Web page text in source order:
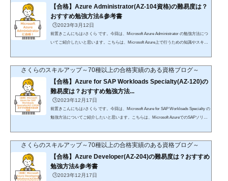
で購入することを...
【合格】Azure Administrator(AZ-104資格)の難易度は？
おすすめ勉強方法&参考書
🕒️2023年3月12日
前置きこんにちは♪さくら です。今回は、Microsoft Azure Administrator の勉強方法につ
いてご紹介したいと思います。こちらは、Microsoft Azure上で行うための知識やスキル
知識が問われます。先に結論を申し上げますと、参考書の熟読だけで合格は十分可能Az
Wy7a3Jhttps://trk....
さくらのスキルアップ～70種以上の合格実績のある資格ブログ～
【合格】Azure for SAP Workloads Specialty(AZ-120)の
難易度は？おすすめ勉強方法...
🕒️2023年12月17日
前置きこんにちは♪さくら です。今回は、Microsoft Azure for SAP Workloads Specialty の
勉強方法についてご紹介したいと思います。こちらは、Microsoft AzureでのSAPソリュ
上げますと、udemyの講座で合格は十分可能Azureサービスの未経験者でも問題なし楽天
で購入することをおすすめ...
さくらのスキルアップ～70種以上の合格実績のある資格ブログ～
【合格】Azure Developer(AZ-204)の難易度は？おすすめ
勉強方法&参考書
🕒️2023年12月17日